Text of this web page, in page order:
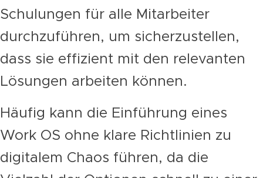
Schulungen für alle Mitarbeiter
durchzuführen, um sicherzustellen,
dass sie effizient mit den relevanten
Lösungen arbeiten können.
Häufig kann die Einführung eines
Work OS ohne klare Richtlinien zu
digitalem Chaos führen, da die